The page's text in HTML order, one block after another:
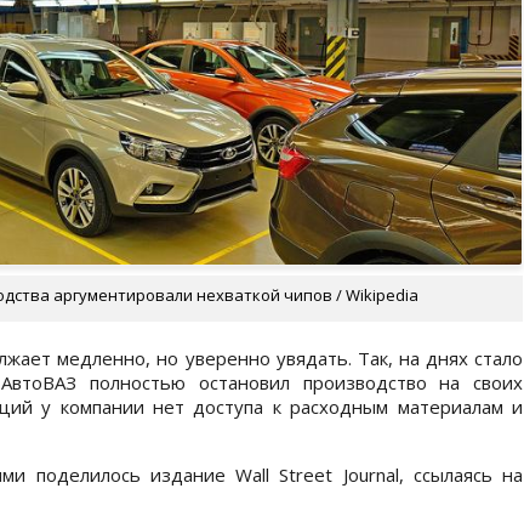
аргументировали нехваткой чипов / Wikipedia
медленно, но уверенно увядать. Так, на днях стало
полностью остановил производство на своих
у компании нет доступа к расходным материалам и
поделилось издание Wall Street Journal, ссылаясь на